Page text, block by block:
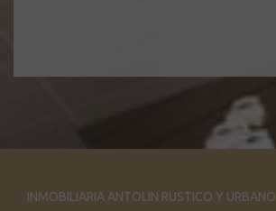
INMOBILIARIA ANTOLIN RUSTICO Y URBANO